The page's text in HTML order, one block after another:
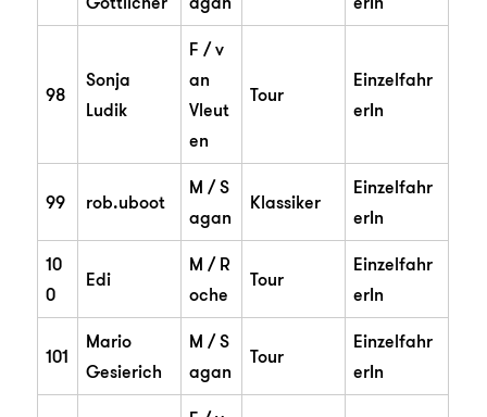
98
Sonja
Ludik
F / v
an
Vleut
en
Tour
Einzelfahr
erIn
99 rob.uboot
M / S
agan
Klassiker
Einzelfahr
erIn
10
0
Edi
M / R
oche
Tour
Einzelfahr
erIn
101
Mario
Gesierich
M / S
agan
Tour
Einzelfahr
erIn